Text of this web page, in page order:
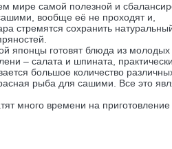
мире самой полезной и
вообще её не проходят и,
стремятся сохранить
японцы готовят блюда из
– салата и шпината,
большое количество
рыба для сашими. Все это
много времени на